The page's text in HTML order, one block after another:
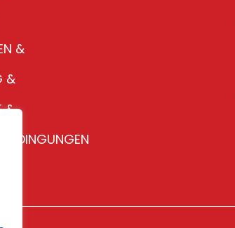
&
&
&